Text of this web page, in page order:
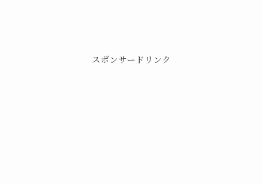
スポンサードリンク